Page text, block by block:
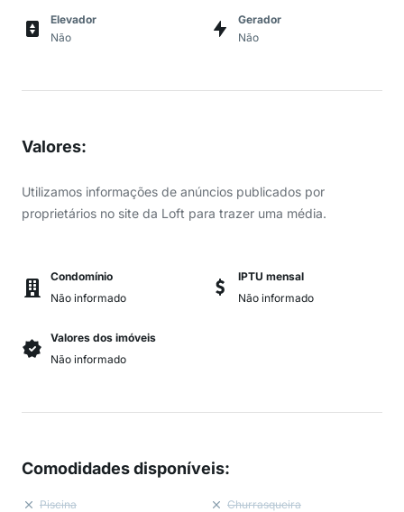
Elevador
Não
Gerador
Não
Valores:
Utilizamos informações de anúncios publicados por
proprietários no site da Loft para trazer uma média.
Condomínio
Não informado
IPTU mensal
Não informado
Valores dos imóveis
Não informado
Comodidades disponíveis:
Piscina Churrasqueira